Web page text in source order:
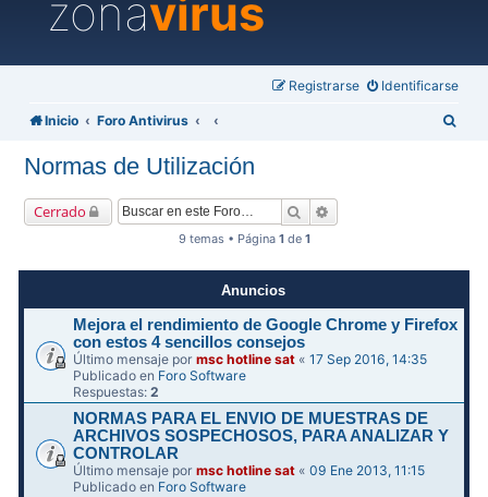
zonavirus
Identificarse
Registrarse
Inicio Foro Antivirus
Normas de Utilización
Cerrado Buscar
9 temas • Página 1 de 1
Anuncios
Mejora el rendimiento de Google Chrome y Firefox
con estos 4 sencillos consejos
Último mensaje pormsc hotline sat «17 Sep 2016, 14:35
Publicado en Foro Software
Respuestas:2
NORMAS PARA EL ENVIO DE MUESTRAS DE
ARCHIVOS SOSPECHOSOS, PARA ANALIZAR Y
CONTROLAR
Último mensaje pormsc hotline sat «09 Ene 2013, 11:15
Publicado en Foro Software